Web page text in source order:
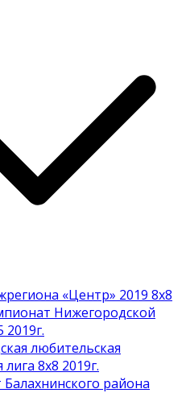
«Центр» 2019 8х8
Нижегородской
2019г.
любительская
8х8 2019г.
района